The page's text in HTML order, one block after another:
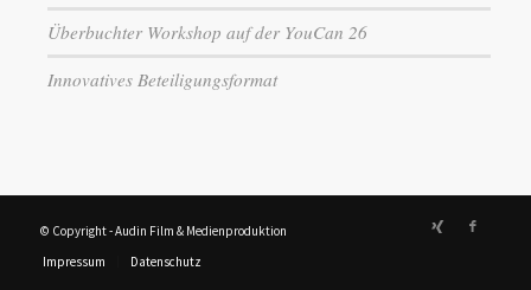
Überbuchter Workshop auf der YouCan 26
Innovatives Beteiligungsformat
© Copyright - Audin Film & Medienproduktion
Impressum
Datenschutz